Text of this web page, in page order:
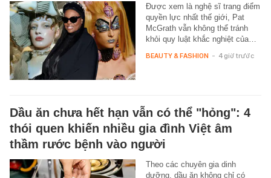
Được xem là nghệ sĩ trang điểm
quyền lực nhất thế giới, Pat
McGrath vẫn không thể tránh
khỏi quy luật khắc nghiệt của…
BEAUTY & FASHION - 4 giờ trước
Dầu ăn chưa hết hạn vẫn có thể "hỏng": 4
thói quen khiến nhiều gia đình Việt âm
thầm rước bệnh vào người
Theo các chuyên gia dinh
dưỡng, dầu ăn không chỉ có